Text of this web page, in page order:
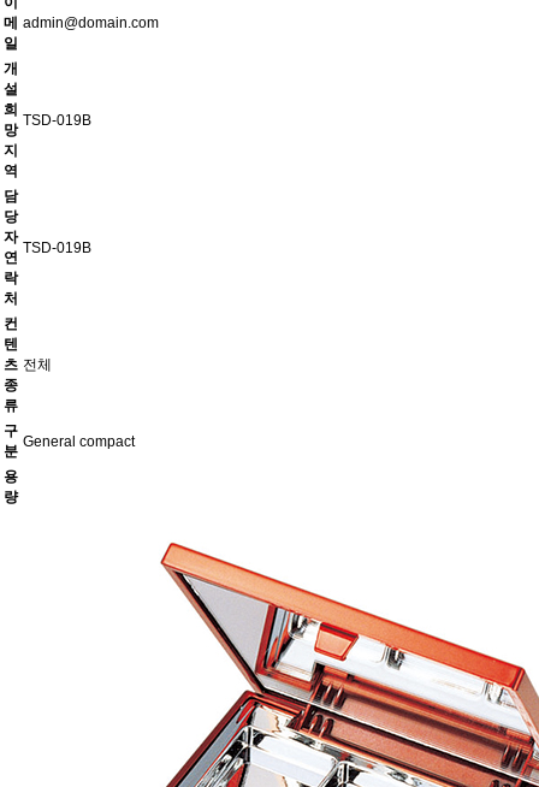
메
일
admin@domain.com
개
설
희
망
지
역
TSD-019B
담
당
자
연
락
처
TSD-019B
컨
텐
츠
종
류
전체
구
분
General compact
용
량